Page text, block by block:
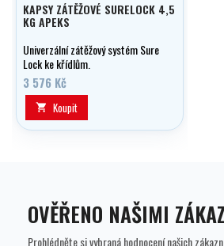
KAPSY ZÁTĚŽOVÉ SURELOCK 4,5
KG APEKS
Univerzální zátěžový systém Sure
Lock ke křídlům.
3 576 Kč
 Koupit
OVĚŘENO NAŠIMI
Prohlédněte si vybraná hodnocení našich